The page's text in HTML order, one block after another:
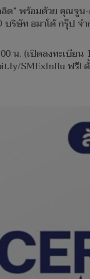
ด” พร้อมด้วย คุณจูน
ริษัท อมาโด้ กรุ๊ป จ
น. (เปิดลงทะเบีย
SMExInflu ฟรี!